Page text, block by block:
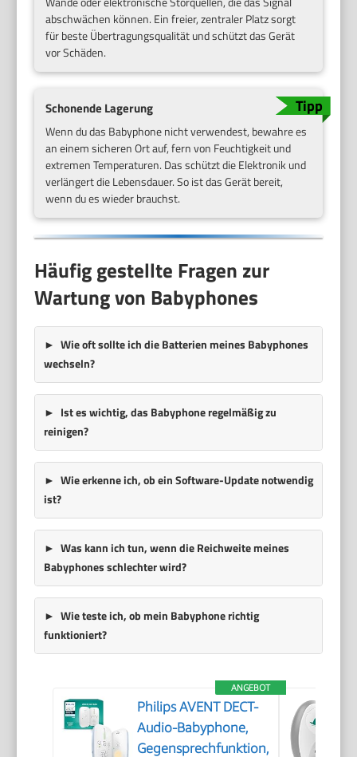
abschwächen können. Ein freier, zentraler Platz sorgt
für beste Übertragungsqualität und schützt das Gerät
vor Schäden.
Schonende Lagerung
Wenn du das Babyphone nicht verwendest, bewahre es
an einem sicheren Ort auf, fern von Feuchtigkeit und
extremen Temperaturen. Das schützt die Elektronik und
verlängert die Lebensdauer. So ist das Gerät bereit,
wenn du es wieder brauchst.
Häufig gestellte Fragen zur
Wartung von Babyphones
Wie oft sollte ich die Batterien meines Babyphones
wechseln?
Ist es wichtig, das Babyphone regelmäßig zu
reinigen?
Wie erkenne ich, ob ein Software-Update notwendig
ist?
Was kann ich tun, wenn die Reichweite meines
Babyphones schlechter wird?
Wie teste ich, ob mein Babyphone richtig
funktioniert?
ANGEBOT
Philips AVENT DECT-
Audio-Babyphone,
Gegensprechfunktion,